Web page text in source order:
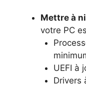
Mettre à
votre PC
UEFI à
Drivers